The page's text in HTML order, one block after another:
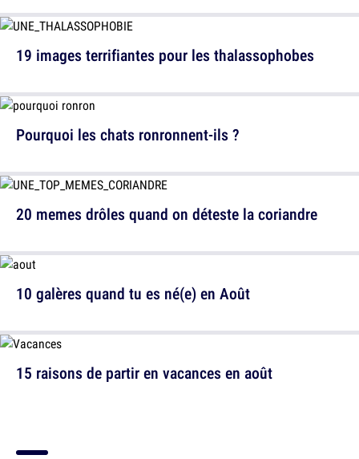
Pourquoi les chats ronronnent-ils ?
10 galères quand tu es né(e) en Août
19 images terrifiantes pour les thalassophobes
20 memes drôles quand on déteste la coriandre
15 raisons de partir en vacances en août